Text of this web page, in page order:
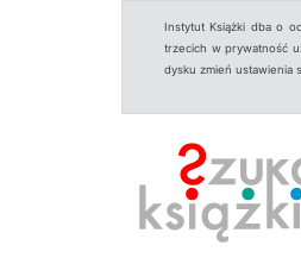
Instytut Książki dba o
trzecich w prywatność
dysku zmień ustawienia